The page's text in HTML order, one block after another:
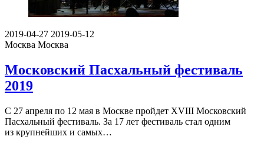
2019-04-27 2019-05-12
Москва Москва
Московский Пасхальный фестиваль
2019
С 27 апреля по 12 мая в Москве пройдет XVIII Московский
Пасхальный фестиваль. За 17 лет фестиваль стал одним
из крупнейших и самых…